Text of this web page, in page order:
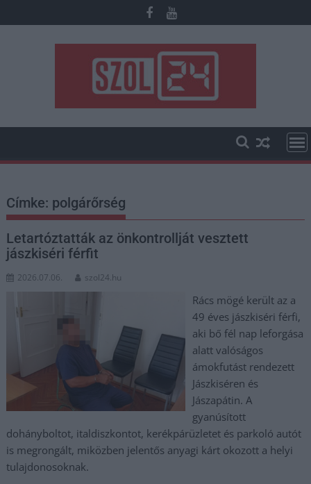
to
Címke: polgárőrség
Letartóztatták az önkontrollját vesztett
jászkiséri férfit
2026.07.06. szol24.hu
Rács mögé került az a
49 éves jászkiséri férfi,
aki bő fél nap leforgása
alatt valóságos
ámokfutást rendezett
Jászkiséren és
Jászapátin. A
gyanúsított
dohányboltot, italdiszkontot, kerékpárüzletet és parkoló autót
is megrongált, miközben jelentős anyagi kárt okozott a helyi
tulajdonosoknak.